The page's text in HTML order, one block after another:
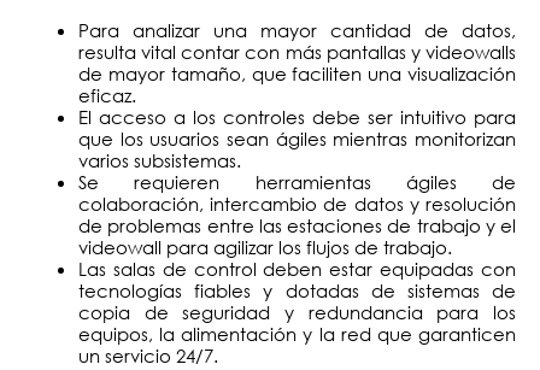
Para analizar una mayor cantidad de datos,
resulta vital contar con más pantallas y videowalls
de mayor tamaño, que faciliten una visualización
eficaz.
El acceso a los controles debe ser intuitivo para
que los usuarios sean ágiles mientras monitorizan
varios subsistemas.
Se requieren herramientas ágiles de
colaboración, intercambio de datos y resolución
de problemas entre las estaciones de trabajo y el
videowall para agilizar los flujos de trabajo.
Las salas de control deben estar equipadas con
tecnologías fiables y dotadas de sistemas de
copia de seguridad y redundancia para los
equipos, la alimentación y la red que garanticen
un servicio 24/7.